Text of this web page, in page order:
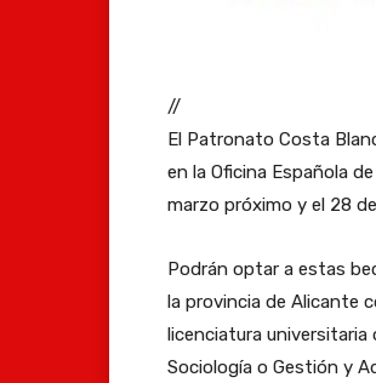
//
El Patronato Costa
en la Oficina Española
marzo próximo y el 28
Podrán optar a estas
la provincia de Alicante
licenciatura universitaria
Sociología o Gestión y